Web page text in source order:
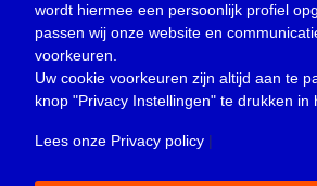
Podcast(18)
prijsvraag (5)
Religie (1.438)
Service(226)
wordt hiermee een persoonlijk profiel
passen wij onze website en
voorkeuren.
Uw cookie voorkeuren zijn altijd aan te
knop "Privacy Instellingen" te drukken in
Lees onze Privacy policy |